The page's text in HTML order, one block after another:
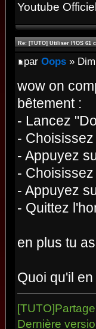
Youtube
Re: [TUTO] Utiliser l'IOS 61
par Oops »
wow on
bêtement :
- Lancez
-
- Appuyez
-
- Appuyez
- Quittez
en plus tu
Quoi qu'il
Dernière